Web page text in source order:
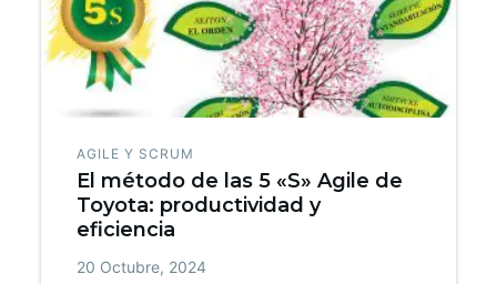
AGILE Y SCRUM
El método de las 5 «S» Agile de
Toyota: productividad y
eficiencia
20 Octubre, 2024